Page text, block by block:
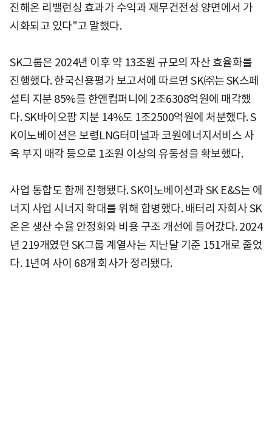
진해온 리밸런싱 효과가 수익과 재무건전성 양면에서 가
시화되고 있다"고 말했다.
SK그룹은 2024년 이후 약 13조원 규모의 자산 효율화를
진행했다. 한국신용평가 보고서에 따르면 SK㈜는 SK스페
셜티 지분 85%를 한앤컴퍼니에 2조6308억원에 매각했
다. SK바이오팜 지분 14%도 1조2500억원에 처분했다. S
K이노베이션은 보령LNG터미널과 코원에너지서비스 사
옥 부지 매각 등으로 1조원 이상의 유동성을 확보했다.
사업 통합도 함께 진행됐다. SK이노베이션과 SK E&S는 에
너지 사업 시너지 확대를 위해 합병했다. 배터리 자회사 SK
온은 생산 수율 안정화와 비용 구조 개선에 들어갔다. 2024
년 219개였던 SK그룹 계열사는 지난달 기준 151개로 줄었
다. 1년여 사이 68개 회사가 정리됐다.